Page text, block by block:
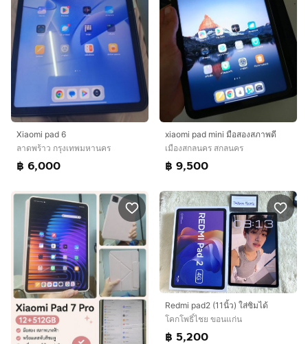
Xiaomi pad 6
ลาดพร้าว กรุงเทพมหานคร
฿ 6,000
xiaomi pad mini มือสองสภาพดี
เมืองสกลนคร สกลนคร
฿ 9,500
Redmi pad2 (11นิ้ว) ใส่ซิมได้
โคกโพธิ์ไชย ขอนแก่น
฿ 5,200